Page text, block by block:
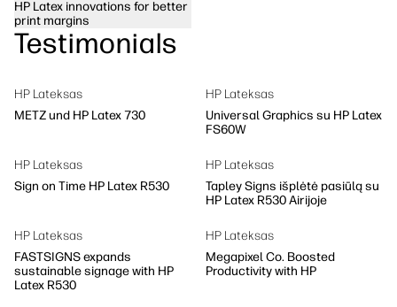
HP Latex innovations for better
print margins
Testimonials
HP Lateksas
METZ und HP Latex 730
HP Lateksas
Universal Graphics su HP Latex
FS60W
HP Lateksas
Sign on Time HP Latex R530
HP Lateksas
Tapley Signs išplėtė pasiūlą su
HP Latex R530 Airijoje
HP Lateksas
FASTSIGNS expands
sustainable signage with HP
Latex R530
HP Lateksas
Megapixel Co. Boosted
Productivity with HP